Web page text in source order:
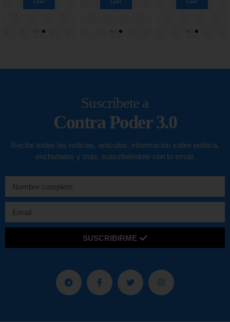
Leer
Leer Leer
Leer Leer
Suscríbete a
Contra Poder 3.0
Recibe todas las noticias, artículos, información sobre política,
enchufados y más, suscribiéndote con tu email.
SUSCRIBIRME